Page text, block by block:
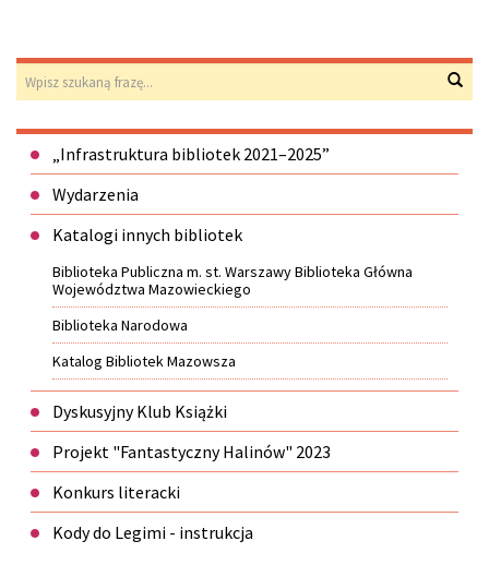
Wyszukiwarka
Menu„Infrastruktura bibliotek 2021–2025”
Wydarzenia
Katalogi innych bibliotek
Biblioteka Publiczna m. st. Warszawy Biblioteka Główna
Województwa Mazowieckiego
Biblioteka Narodowa
Katalog Bibliotek Mazowsza
Dyskusyjny Klub Książki
Projekt "Fantastyczny Halinów" 2023
Konkurs literacki
Kody do Legimi - instrukcja